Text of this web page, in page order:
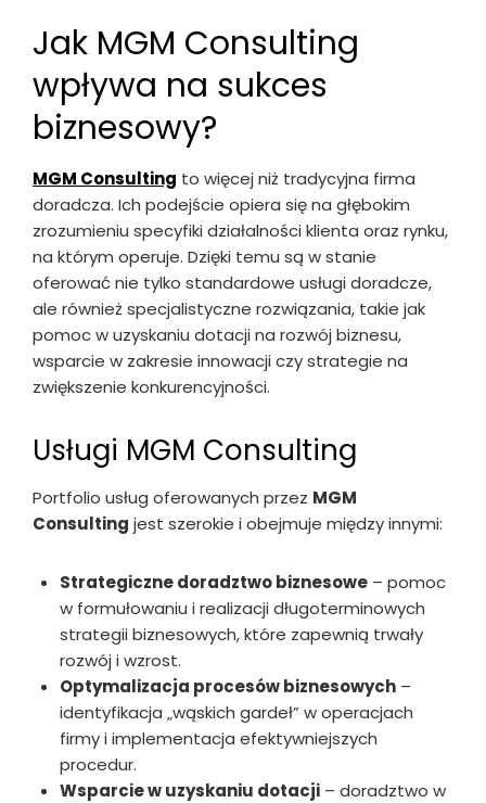
Jak MGM Consulting
wpływa na sukces
biznesowy?
MGM Consulting to więcej niż tradycyjna firma
doradcza. Ich podejście opiera się na głębokim
zrozumieniu specyfiki działalności klienta oraz rynku,
na którym operuje. Dzięki temu są w stanie
oferować nie tylko standardowe usługi doradcze,
ale również specjalistyczne rozwiązania, takie jak
pomoc w uzyskaniu dotacji na rozwój biznesu,
wsparcie w zakresie innowacji czy strategie na
zwiększenie konkurencyjności.
Usługi MGM Consulting
Portfolio usług oferowanych przez MGM
Consulting jest szerokie i obejmuje między innymi:
Strategiczne doradztwo biznesowe – pomoc
w formułowaniu i realizacji długoterminowych
strategii biznesowych, które zapewnią trwały
rozwój i wzrost.
Optymalizacja procesów biznesowych –
identyfikacja „wąskich gardeł” w operacjach
firmy i implementacja efektywniejszych
procedur.
Wsparcie w uzyskaniu dotacji – doradztwo w